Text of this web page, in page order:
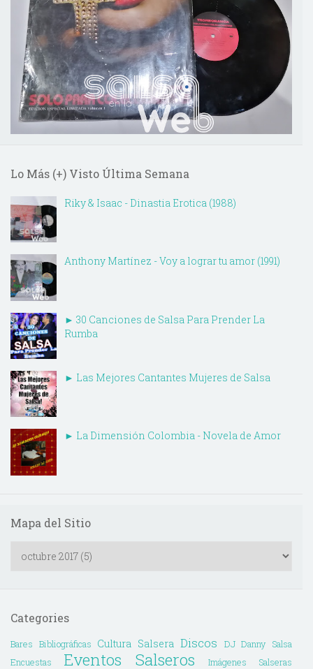
Lo Más (+) Visto Última Semana
Riky & Isaac - Dinastia Erotica (1988)
Anthony Martínez - Voy a lograr tu amor (1991)
► 30 Canciones de Salsa Para Prender La
Rumba
► Las Mejores Cantantes Mujeres de Salsa
► La Dimensión Colombia - Novela de Amor
Mapa del Sitio
Categories
Bares Bibliográficas Cultura Salsera Discos
DJ Danny Salsa
Encuestas
Eventos Salseros Imágenes Salseras